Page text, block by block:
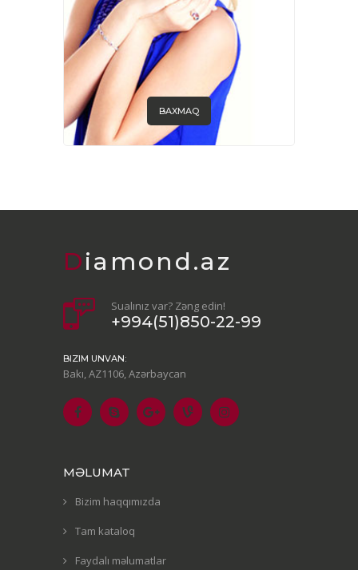
BAXMAQ
Diamond.az
Sualınız var? Zəng edin!
+994(51)850-22-99
BIZIM UNVAN:
Bakı, AZ1106, Azərbaycan
MƏLUMAT
Bizim haqqımızda
Tam kataloq
Faydalı məlumatlar